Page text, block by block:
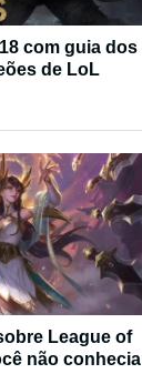
com guia dos
de LoL
League of
não conhecia